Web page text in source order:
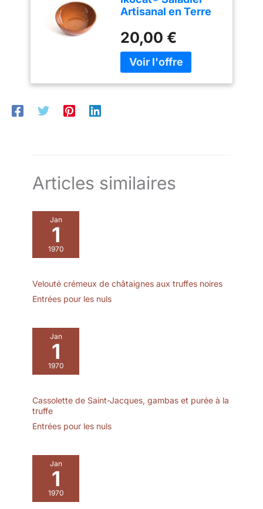
Artisanal en Terre
cm
20,00 €
Articles similaires
Jan
1
1970
Velouté crémeux de châtaignes aux truffes noires
Entrées pour les nuls
Jan
1
1970
Cassolette de Saint-Jacques, gambas et purée à la
truffe
Entrées pour les nuls
Jan
1
1970